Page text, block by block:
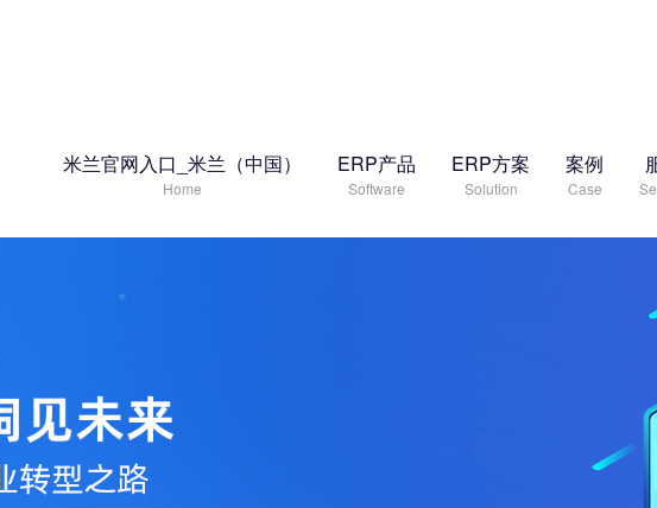
米兰官网入口_米兰（中国）
Home
ERP产品
Software
ERP方案
Solution
案例
Case